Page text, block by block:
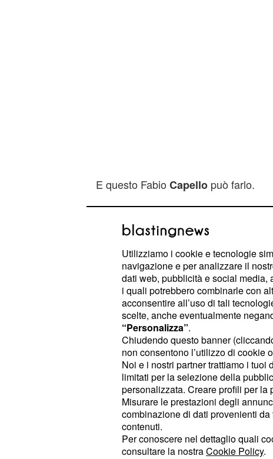
E questo Fabio Capellopuò farlo.
Pioli verso l'addio
L'avventura di Stefano
fatto conclusa con la sconfitta
la società, ovviamente hanno
sostenerlo ancora, onde evitare
fatto. I dirigenti nerazzurri sono
figuraccia fatta dalla squadra contro i
stati portati in ritiro, mentre il destino
Lazio invece è già segnato.
mancate più di cinque giornate alla
sarebbe già stato esonerato.
Spalletti o Simeone
Simeoneè in pole position per la
Utilizziamo i cookie e tecnologie
navigazione e per analizzare il
dati web, pubblicità e social media,
i quali potrebbero combinarle con
acconsentire all’uso di tali
scelte, anche eventualmente
“Personalizza”.
Chiudendo questo banner
non consentono l’utilizzo di cookie
Noi e i nostri partner trattiamo i
limitati per la selezione della
personalizzata. Creare profili per
Misurare le prestazioni degli
combinazione di dati provenienti
contenuti.
Per conoscere nel dettaglio quali
consultare la nostraCookie Policy.